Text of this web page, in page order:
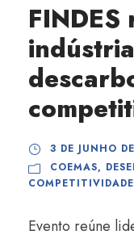
3 DE JUNHO
COEMAS,
COMPETITIVIDADE
Evento reúne